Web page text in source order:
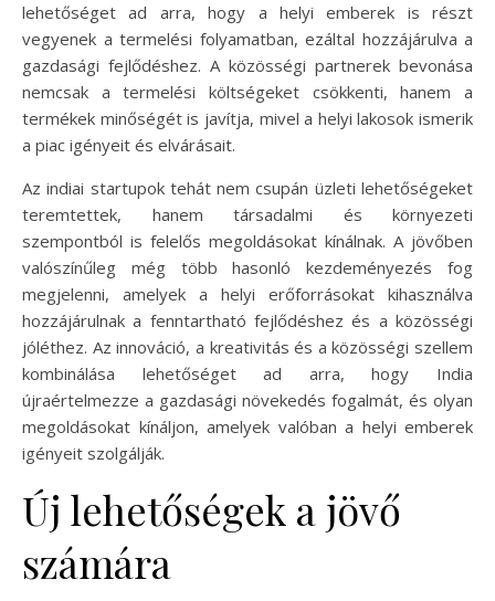
lehetőséget ad arra, hogy a helyi emberek is részt
vegyenek a termelési folyamatban, ezáltal hozzájárulva a
gazdasági fejlődéshez. A közösségi partnerek bevonása
nemcsak a termelési költségeket csökkenti, hanem a
termékek minőségét is javítja, mivel a helyi lakosok ismerik
a piac igényeit és elvárásait.
Az indiai startupok tehát nem csupán üzleti lehetőségeket
teremtettek, hanem társadalmi és környezeti
szempontból is felelős megoldásokat kínálnak. A jövőben
valószínűleg még több hasonló kezdeményezés fog
megjelenni, amelyek a helyi erőforrásokat kihasználva
hozzájárulnak a fenntartható fejlődéshez és a közösségi
jóléthez. Az innováció, a kreativitás és a közösségi szellem
kombinálása lehetőséget ad arra, hogy India
újraértelmezze a gazdasági növekedés fogalmát, és olyan
megoldásokat kínáljon, amelyek valóban a helyi emberek
igényeit szolgálják.
Új lehetőségek a jövő
számára